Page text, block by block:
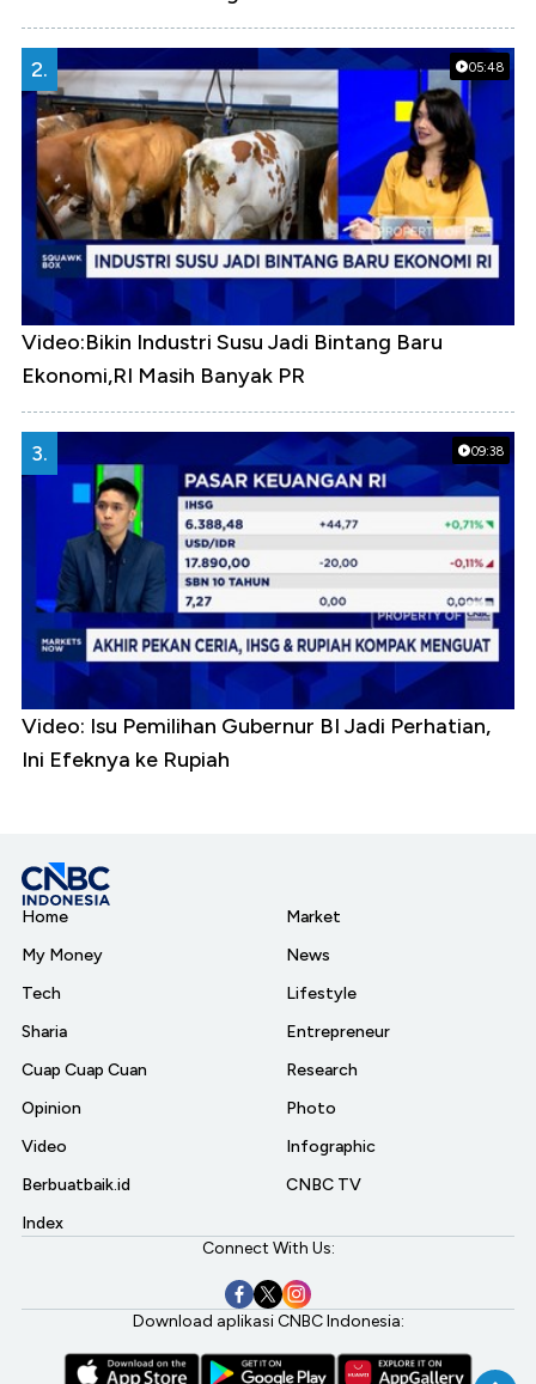
05:48
2.
Video:Bikin Industri Susu Jadi Bintang Baru
Ekonomi,RI Masih Banyak PR
09:38
3.
Video: Isu Pemilihan Gubernur BI Jadi Perhatian,
Ini Efeknya ke Rupiah
Home
My Money
Tech
Sharia
Cuap Cuap Cuan
Opinion
Video
Berbuatbaik.id
Index
Market
News
Lifestyle
Entrepreneur
Research
Photo
Infographic
CNBC TV
Connect With Us:
Download aplikasi CNBC Indonesia: